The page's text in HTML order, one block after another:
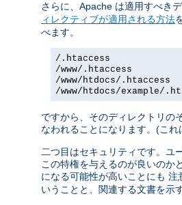
さらに、Apache は適用すべき
ィレクティブが適用される方法
べます。
/.htaccess
/www/.htaccess
/www/htdocs/.htaccess
/www/htdocs/example/
ですから、そのディレクトリの
なわれることになります。(これ
二つ目はセキュリティです。ユ
この特権を与えるのが良いのか
になる可能性が高いことにも 注
いうことと、関連する文書を示